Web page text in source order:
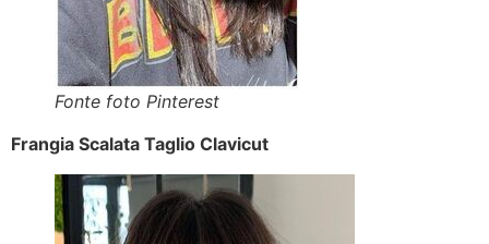
Fonte foto Pinterest
Frangia Scalata Taglio Clavicut